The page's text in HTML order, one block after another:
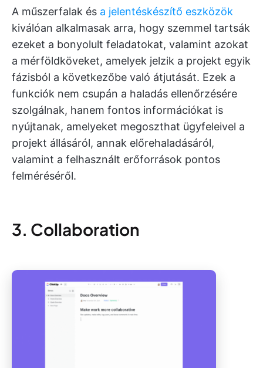
A műszerfalak és a jelentéskészítő eszközök
kiválóan alkalmasak arra, hogy szemmel tartsák
ezeket a bonyolult feladatokat, valamint azokat
a mérföldköveket, amelyek jelzik a projekt egyik
fázisból a következőbe való átjutását. Ezek a
funkciók nem csupán a haladás ellenőrzésére
szolgálnak, hanem fontos információkat is
nyújtanak, amelyeket megoszthat ügyfeleivel a
projekt állásáról, annak előrehaladásáról,
valamint a felhasznált erőforrások pontos
felméréséről.
3. Collaboration